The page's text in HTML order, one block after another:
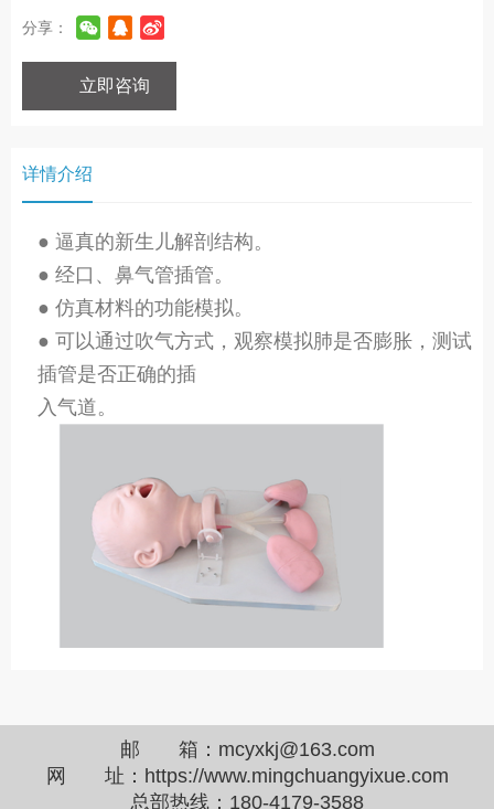
分享：
立即咨询
详情介绍
● 逼真的新生儿解剖结构。
● 经口、鼻气管插管。
● 仿真材料的功能模拟。
● 可以通过吹气方式，观察模拟肺是否膨胀，测试
插管是否正确的插
入气道。
邮 箱： mcyxkj@163.com
网 址：https://www.mingchuangyixue.com
总部热线： 180-4179-3588